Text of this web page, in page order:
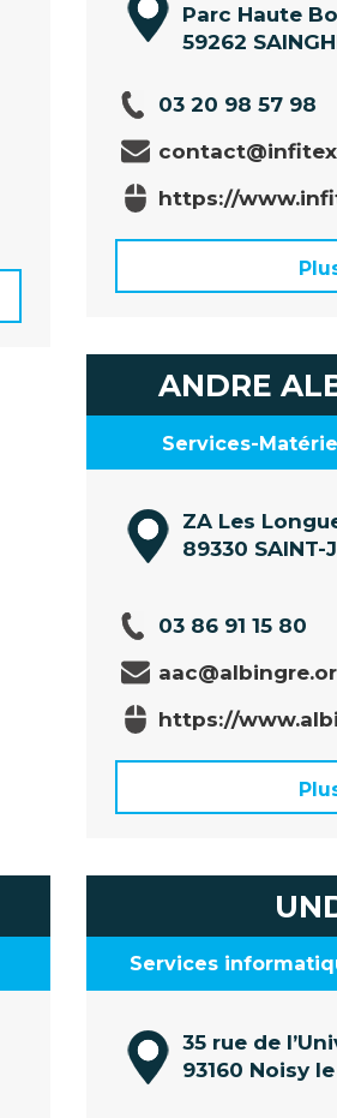
Parc Haute
59262
03 20 98 57 98
https://
ANDRE
Services-
ZA Les
89330 SAINT-
03 86 91 15 80
https://
Services
35 rue de
93160 Noisy